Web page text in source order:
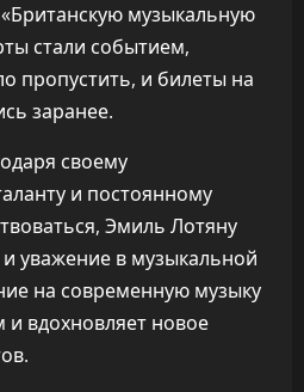
музыкальную
стали событием,
пропустить, и билеты на
заранее.
своему
и постоянному
Эмиль Лотяну
уважение в музыкальной
на современную музыку
и вдохновляет новое